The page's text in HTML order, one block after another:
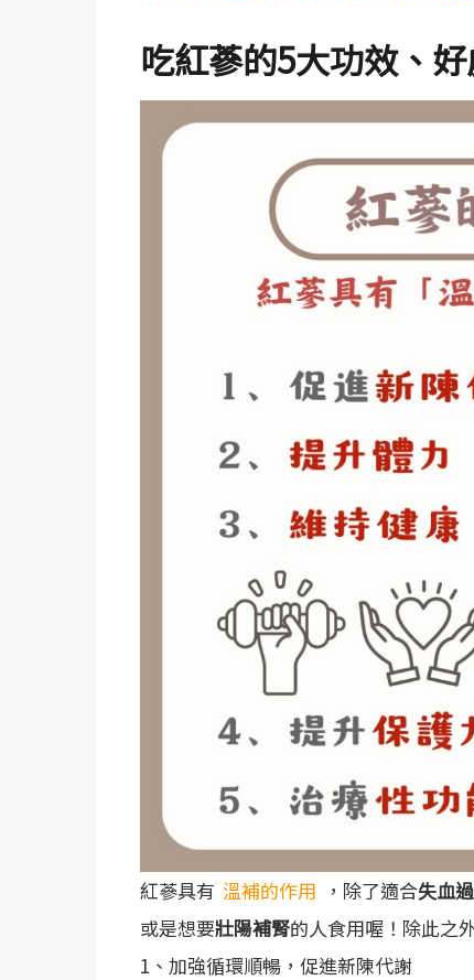
吃紅蔘的5大功效、
紅蔘具有 溫補的作用 ，除了適合失血
或是想要壯陽補腎的人食用喔！除此之
1、加強循環順暢，促進新陳代謝